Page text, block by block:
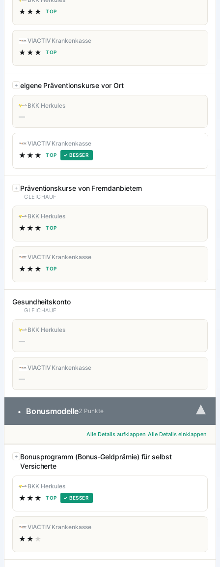
★★★ TOP
VIACTIV Krankenkasse
★★★ TOP
eigene Präventionskurse vor Ort
BKK Herkules
—
VIACTIV Krankenkasse
★★★ TOP ✓ BESSER
Präventionskurse von Fremdanbietern
GLEICHAUF
BKK Herkules
★★★ TOP
VIACTIV Krankenkasse
★★★ TOP
Gesundheitskonto
GLEICHAUF
BKK Herkules
—
VIACTIV Krankenkasse
—
• Bonusmodelle2 Punkte ▾
Alle Details aufklappen Alle Details einklappen
Bonusprogramm (Bonus-Geldprämie) für selbst
Versicherte
BKK Herkules
★★★ TOP ✓ BESSER
VIACTIV Krankenkasse
★★ ★